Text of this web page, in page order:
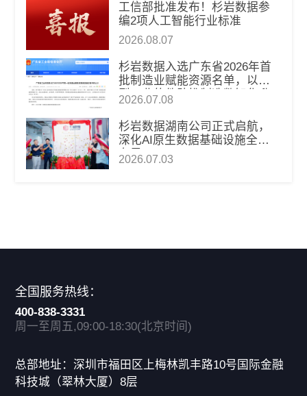
工信部批准发布！杉岩数据参
编2项人工智能行业标准
2026.08.07
杉岩数据入选广东省2026年首
批制造业赋能资源名单，以新
型工业软件助推制造数智化升
级
2026.07.08
杉岩数据湖南公司正式启航，
深化AI原生数据基础设施全国
布局
2026.07.03
全国服务热线：
400-838-3331
周一至周五,09:00-18:30(北京时间)
总部地址：深圳市福田区上梅林凯丰路10号国际金融
科技城（翠林大厦）8层